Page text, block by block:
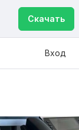
Скачать
Вход